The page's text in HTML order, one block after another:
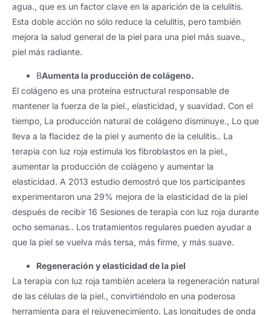
agua., que es un factor clave en la aparición de la celulitis.
Esta doble acción no sólo reduce la celulitis, pero también
mejora la salud general de la piel para una piel más suave.,
piel más radiante.
BAumenta la producción de colágeno.
El colágeno es una proteína estructural responsable de
mantener la fuerza de la piel., elasticidad, y suavidad. Con el
tiempo, La producción natural de colágeno disminuye., Lo que
lleva a la flacidez de la piel y aumento de la celulitis.. La
terapia con luz roja estimula los fibroblastos en la piel.,
aumentar la producción de colágeno y aumentar la
elasticidad. A 2013 estudio demostró que los participantes
experimentaron una 29% mejora de la elasticidad de la piel
después de recibir 16 Sesiones de terapia con luz roja durante
ocho semanas.. Los tratamientos regulares pueden ayudar a
que la piel se vuelva más tersa, más firme, y más suave.
Regeneración y elasticidad de la piel
La terapia con luz roja también acelera la regeneración natural
de las células de la piel., convirtiéndolo en una poderosa
herramienta para el rejuvenecimiento. Las longitudes de onda